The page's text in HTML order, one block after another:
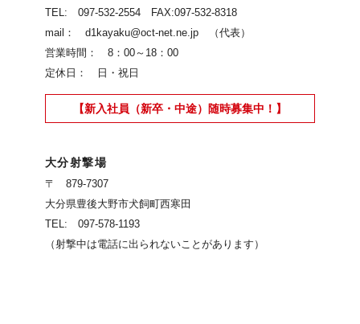
TEL: 097-532-2554 FAX:097-532-8318
mail： d1kayaku@oct-net.ne.jp （代表）
営業時間： 8：00～18：00
定休日： 日・祝日
【新入社員（新卒・中途）随時募集中！】
大分射撃場
〒 879-7307
大分県豊後大野市犬飼町西寒田
TEL: 097-578-1193
（射撃中は電話に出られないことがあります）